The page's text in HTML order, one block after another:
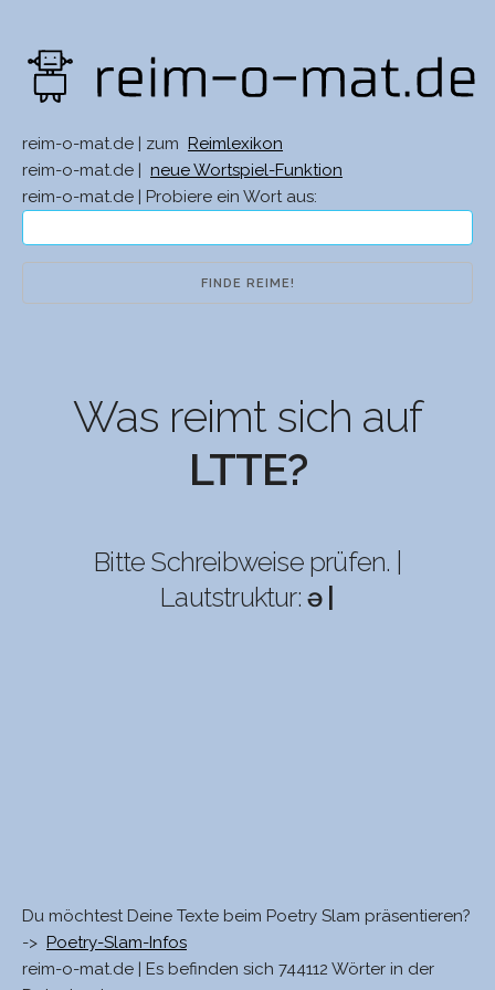
reim-o-mat.de | zum
Reimlexikon
reim-o-mat.de |
neue Wortspiel-Funktion
reim-o-mat.de | Probiere ein Wort aus:
Was reimt sich auf
LTTE?
Bitte Schreibweise prüfen. |
Lautstruktur:ə |
Du möchtest Deine Texte beim Poetry Slam präsentieren?
-> Poetry-Slam-Infos
reim-o-mat.de | Es befinden sich 744112 Wörter in der